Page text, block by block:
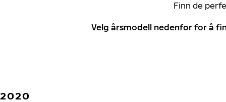
Finn de
Velg årsmodell nedenfor for å
2020